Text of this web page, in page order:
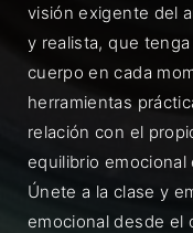
visión exigente del
y realista, que
cuerpo en cada
herramientas
relación con el
equilibrio emocional
Únete a la clase y
emocional desde el